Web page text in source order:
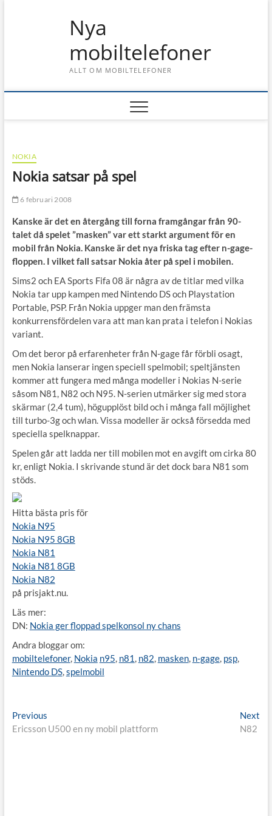
Nya
mobiltelefoner
ALLT OM MOBILTELEFONER
NOKIA
Nokia satsar på spel
6 februari 2008
Kanske är det en återgång till forna framgångar från 90-
talet då spelet ”masken” var ett starkt argument för en
mobil från Nokia. Kanske är det nya friska tag efter n-gage-
floppen. I vilket fall satsar Nokia åter på spel i mobilen.
Sims2 och EA Sports Fifa 08 är några av de titlar med vilka
Nokia tar upp kampen med Nintendo DS och Playstation
Portable, PSP. Från Nokia uppger man den främsta
konkurrensfördelen vara att man kan prata i telefon i Nokias
variant.
Om det beror på erfarenheter från N-gage får förbli osagt,
men Nokia lanserar ingen speciell spelmobil; speltjänsten
kommer att fungera med många modeller i Nokias N-serie
såsom N81, N82 och N95. N-serien utmärker sig med stora
skärmar (2,4 tum), högupplöst bild och i många fall möjlighet
till turbo-3g och wlan. Vissa modeller är också försedda med
speciella spelknappar.
Spelen går att ladda ner till mobilen mot en avgift om cirka 80
kr, enligt Nokia. I skrivande stund är det dock bara N81 som
stöds.
Hitta bästa pris för
Nokia N95
Nokia N95 8GB
Nokia N81
Nokia N81 8GB
Nokia N82
på prisjakt.nu.
Läs mer:
DN: Nokia ger floppad spelkonsol ny chans
Andra bloggar om:
mobiltelefoner, Nokia n95, n81 , n82, masken, n-gage, psp,
Nintendo DS,spelmobil
Inläggsnavigering
PreviousPrevious
post:
Ericsson U500 en ny mobil plattform
Next
N82